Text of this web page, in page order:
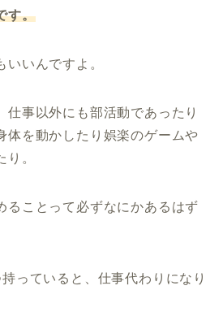
す。
いんですよ。
仕事以外にも部活動であったり
体を動かしたり娯楽のゲームや
。
ることって必ずなにかあるはず
っていると、仕事代わりになり